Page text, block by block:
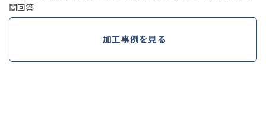
間回答
加工事例を見る